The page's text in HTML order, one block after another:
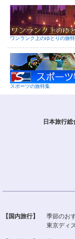
ワンランク上のゆとりの旅
スポーツの旅特集
日本旅行総
【国内旅行】 季節のお
東京ディ